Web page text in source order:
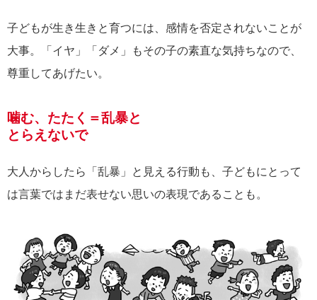
子どもが生き生きと育つには、感情を否定されないことが
大事。「イヤ」「ダメ」もその子の素直な気持ちなので、
尊重してあげたい。
噛む、たたく＝乱暴と
とらえないで
大人からしたら「乱暴」と見える行動も、子どもにとって
は言葉ではまだ表せない思いの表現であることも。